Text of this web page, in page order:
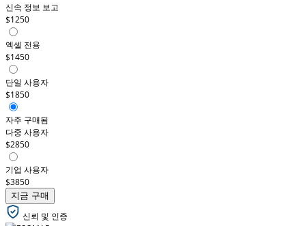
신속 정보 보고
$1250
엑셀 전용
$1450
단일 사용자
$1850
자주 구매됨
다중 사용자
$2850
기업 사용자
$3850
지금 구매
신뢰 및 인증